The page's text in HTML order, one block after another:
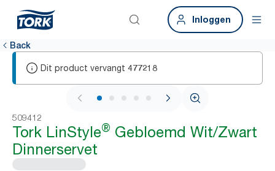
Inloggen
Back
Dit product vervangt 477218
1 / 5
509412
Tork LinStyle® Gebloemd Wit/Zwart
Dinnerservet